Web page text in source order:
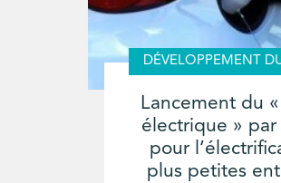
DÉVELOPPEMENT
Lancement du
électrique » par
pour
plus petites